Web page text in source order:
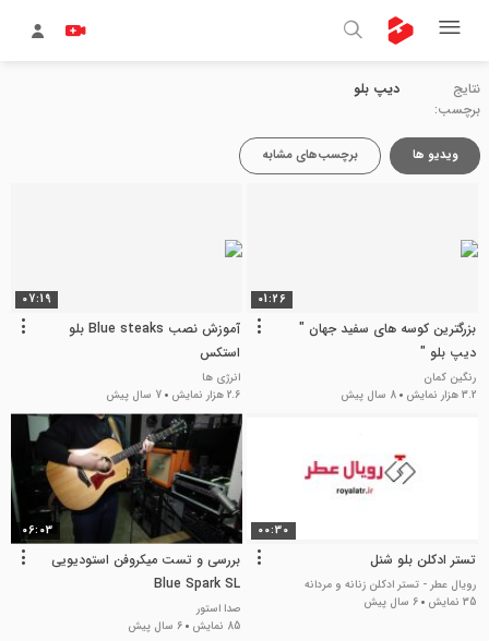
نتایج
برچسب:
دیپ بلو
ویدیو ها برچسب‌های مشابه
01:26
بزرگترین کوسه های سفید جهان "
دیپ بلو "
رنگین کمان
3.2 هزار نمایش
8 سال پیش
07:19
آموزش نصب Blue steaks بلو
استکس
انرژی ها
2.6 هزار نمایش
7 سال پیش
00:30
تستر ادکلن بلو شنل
رویال عطر - تستر ادکلن زنانه و مردانه
35 نمایش
6 سال پیش
06:03
بررسی و تست میکروفن استودیویی
Blue Spark SL
صدا استور
85 نمایش
6 سال پیش